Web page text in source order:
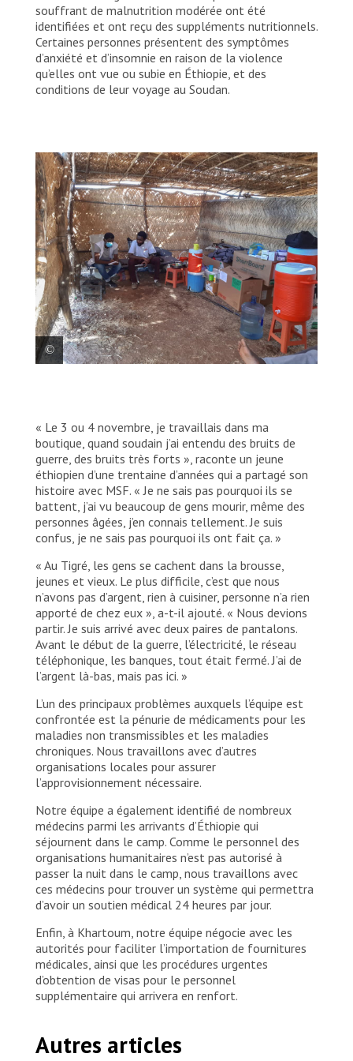
souffrant de malnutrition modérée ont été
identifiées et ont reçu des suppléments nutritionnels.
Certaines personnes présentent des symptômes
d’anxiété et d’insomnie en raison de la violence
qu’elles ont vue ou subie en Éthiopie, et des
conditions de leur voyage au Soudan.
dans le camp sont inadéquates. Il n’y a que
58 latrines, comparativement au minimum
standard de 288 par rapport au nombre de
personnes séjournant dans le camp.
MSF
« Le 3 ou 4 novembre, je travaillais dans ma
boutique, quand soudain j’ai entendu des bruits de
guerre, des bruits très forts », raconte un jeune
éthiopien d’une trentaine d’années qui a partagé son
histoire avec MSF. « Je ne sais pas pourquoi ils se
battent, j’ai vu beaucoup de gens mourir, même des
personnes âgées, j’en connais tellement. Je suis
confus, je ne sais pas pourquoi ils ont fait ça. »
« Au Tigré, les gens se cachent dans la brousse,
jeunes et vieux. Le plus difficile, c’est que nous
n’avons pas d’argent, rien à cuisiner, personne n’a rien
apporté de chez eux », a-t-il ajouté. « Nous devions
partir. Je suis arrivé avec deux paires de pantalons.
Avant le début de la guerre, l’électricité, le réseau
téléphonique, les banques, tout était fermé. J’ai de
l’argent là-bas, mais pas ici. »
L’un des principaux problèmes auxquels l’équipe est
confrontée est la pénurie de médicaments pour les
maladies non transmissibles et les maladies
chroniques. Nous travaillons avec d’autres
organisations locales pour assurer
l’approvisionnement nécessaire.
Notre équipe a également identifié de nombreux
médecins parmi les arrivants d’Éthiopie qui
séjournent dans le camp. Comme le personnel des
organisations humanitaires n’est pas autorisé à
passer la nuit dans le camp, nous travaillons avec
ces médecins pour trouver un système qui permettra
d’avoir un soutien médical 24 heures par jour.
Enfin, à Khartoum, notre équipe négocie avec les
autorités pour faciliter l’importation de fournitures
médicales, ainsi que les procédures urgentes
d’obtention de visas pour le personnel
supplémentaire qui arrivera en renfort.
Autres articles